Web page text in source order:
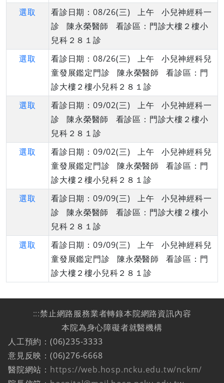
選取
看診日期：08/26(三) 上午 小兒神經科一
診 陳永榮醫師 看診區：門診大樓２樓小
兒科２８１診
選取
看診日期：08/26(三) 上午 小兒神經科兒
童發展鑑定門診 陳永榮醫師 看診區：門
診大樓２樓小兒科２８１診
選取
看診日期：09/02(三) 上午 小兒神經科一
診 陳永榮醫師 看診區：門診大樓２樓小
兒科２８１診
選取
看診日期：09/02(三) 上午 小兒神經科兒
童發展鑑定門診 陳永榮醫師 看診區：門
診大樓２樓小兒科２８１診
選取
看診日期：09/09(三) 上午 小兒神經科一
診 陳永榮醫師 看診區：門診大樓２樓小
兒科２８１診
選取
看診日期：09/09(三) 上午 小兒神經科兒
童發展鑑定門診 陳永榮醫師 看診區：門
診大樓２樓小兒科２８１診
:::禁止網路服務業者轉錄本院網路資訊內容
本院為身心障礙者就醫機構
人工預約：(06)235-3333
意見反映：(06)276-6668
醫院網站： https://web.hosp.ncku.edu.tw/nckm/